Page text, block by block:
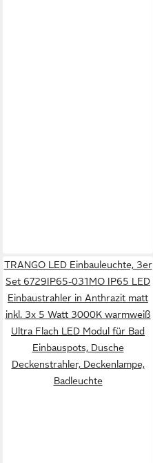
TRANGO LED Einbauleuchte, 3er
Set 6729IP65-031MO IP65 LED
Einbaustrahler in Anthrazit matt
inkl. 3x 5 Watt 3000K warmweiß
Ultra Flach LED Modul für Bad
Einbauspots, Dusche
Deckenstrahler, Deckenlampe,
Badleuchte